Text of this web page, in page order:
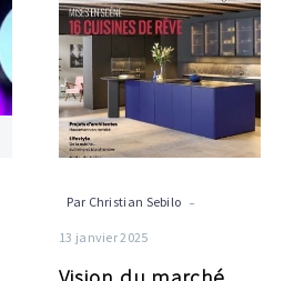
marché
Par Christian Sebilo -
13 janvier 2025